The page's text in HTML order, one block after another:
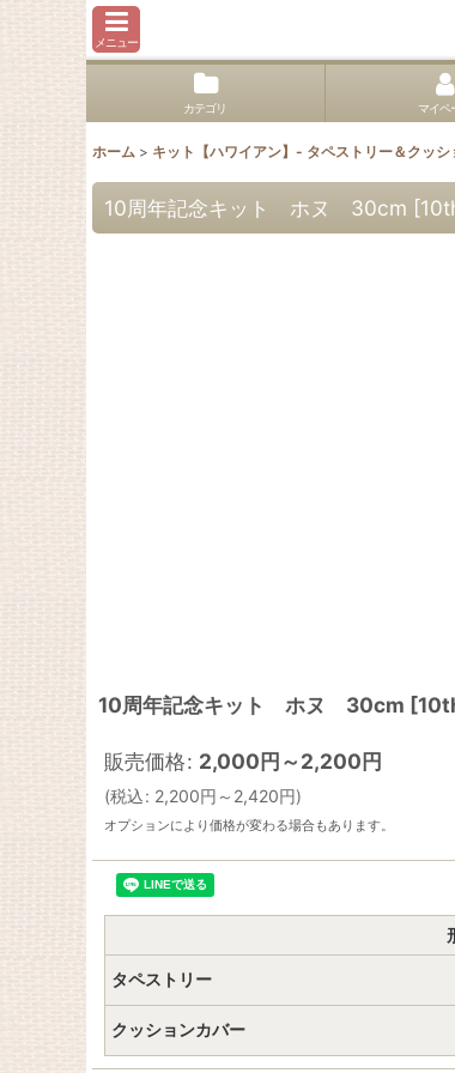
メニュー
カテゴリ マイペ
ホーム > キット【ハワイアン】- タペストリー＆クッシ
10周年記念キット ホヌ 30cm [
10周年記念キット ホヌ 30cm [
販売価格: 2,000円～2,200円
(税込: 2,200円 ～2,420円)
オプションにより価格が変わる場合もあります。
タペストリー
クッションカバー